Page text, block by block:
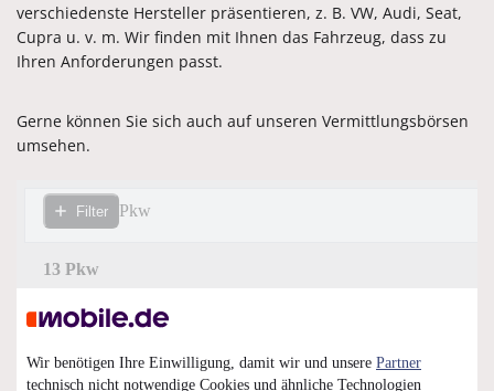
verschiedenste Hersteller präsentieren, z. B. VW, Audi, Seat,
Cupra u. v. m. Wir finden mit Ihnen das Fahrzeug, dass zu
Ihren Anforderungen passt.
Gerne können Sie sich auch auf unseren Vermittlungsbörsen
umsehen.